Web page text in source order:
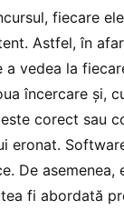
fiecare
Astfel, în
vedea la
încercare și,
corect sau
eronat.
De asemenea,
fi abordată